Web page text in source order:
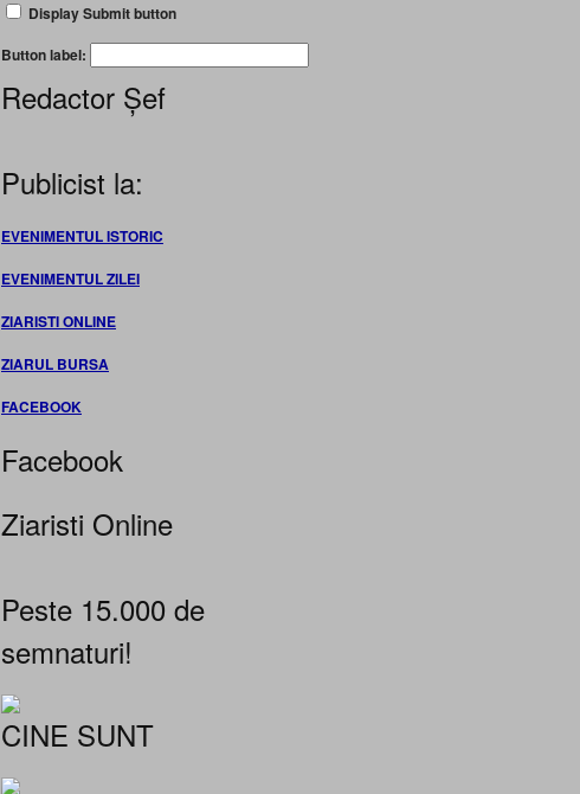
Display Submit button
Button label:
Redactor Șef
Publicist la:
EVENIMENTUL ISTORIC
EVENIMENTUL ZILEI
ZIARISTI ONLINE
ZIARUL BURSA
FACEBOOK
Facebook
Ziaristi Online
Peste 15.000 de
semnaturi!
CINE SUNT